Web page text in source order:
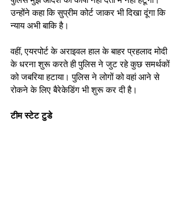
उन्होंने कहा कि सुप्रीम कोर्ट जाकर भी दिखा दूंगा कि
न्‍याय अभी बाकि है।
वहीं, एयरपोर्ट के अराइवल हाल के बाहर प्रहलाद मोदी
के धरना शुरू करते ही पुलिस ने जुट रहे कुछ समर्थकों
को जबरिया हटाया। पुलिस ने लोगों को वहां आने से
रोकने के लिए बैरेकेडिंग भी शुरू कर दी है।
टीम स्टेट टुडे